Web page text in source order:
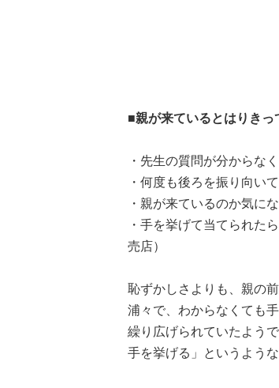
■親が来ているとはりきっ
・先生の質問が分からな
・何度も後ろを振り向い
・親が来ているのか気に
・手を挙げて当てられた
売店）
恥ずかしさよりも、親の
浦々で、わからなくても
繰り広げられていたよう
手を挙げる」というよう